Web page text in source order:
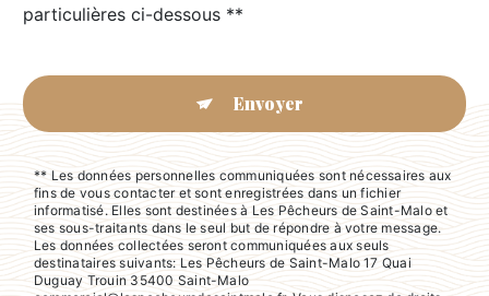
particulières ci-dessous **
Envoyer
** Les données personnelles communiquées sont nécessaires aux
fins de vous contacter et sont enregistrées dans un fichier
informatisé. Elles sont destinées à Les Pêcheurs de Saint-Malo et
ses sous-traitants dans le seul but de répondre à votre message.
Les données collectées seront communiquées aux seuls
destinataires suivants: Les Pêcheurs de Saint-Malo 17 Quai
Duguay Trouin 35400 Saint-Malo